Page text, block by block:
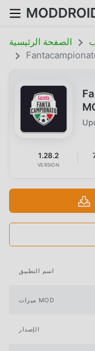
الصفحة الرئيسية
1.28.2
VERSION
اسم التطبيق
ميزات MOD
الإصدار